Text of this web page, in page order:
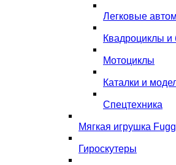
Легковые
Квадроциклы и
Мотоциклы
Каталки и
Спецтехника
Мягкая игрушка
Гироскутеры